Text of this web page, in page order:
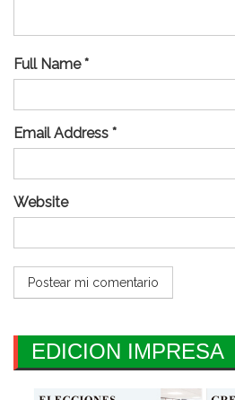
Full Name *
Email Address *
Website
EDICION IMPRESA